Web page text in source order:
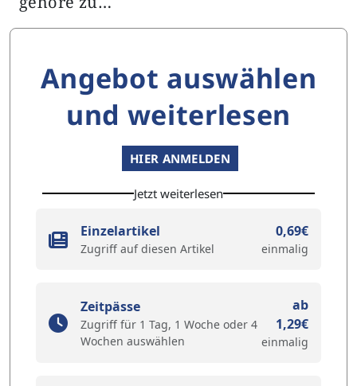
Angebot auswählen
und weiterlesen
HIER ANMELDEN
Jetzt weiterlesen
Einzelartikel
Zugriff auf diesen Artikel
0,69€
einmalig
Zeitpässe
Zugriff für 1 Tag, 1 Woche oder 4
Wochen auswählen
ab
1,29€
einmalig